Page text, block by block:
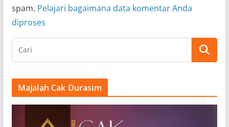
spam. Pelajari bagaimana data komentar Anda
diproses
Majalah Cak Durasim